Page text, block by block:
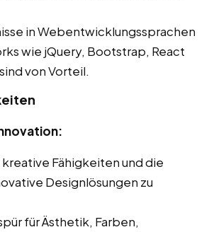
in Webentwicklungssprachen
wie jQuery, Bootstrap, React
von Vorteil.
Fähigkeiten und die
Designlösungen zu
für Ästhetik, Farben,